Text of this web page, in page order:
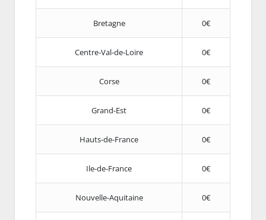
Bretagne 0€
Centre-Val-de-Loire 0€
Corse 0€
Grand-Est 0€
Hauts-de-France 0€
Ile-de-France 0€
Nouvelle-Aquitaine 0€